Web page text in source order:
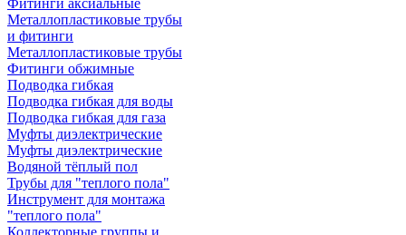
Фитинги аксиальные
Металлопластиковые трубы
и фитинги
Металлопластиковые трубы
Фитинги обжимные
Подводка гибкая
Подводка гибкая для воды
Подводка гибкая для газа
Муфты диэлектрические
Муфты диэлектрические
Водяной тёплый пол
Трубы для "теплого пола"
Инструмент для монтажа
"теплого пола"
Коллекторные группы и